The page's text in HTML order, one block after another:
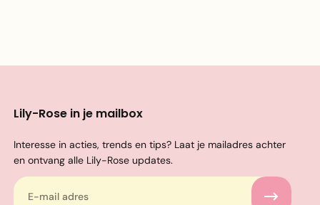
Lily-Rose in je mailbox
Interesse in acties, trends en tips? Laat je mailadres achter
en ontvang alle Lily-Rose updates.